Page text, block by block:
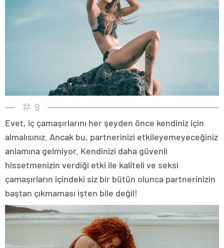
9
Evet, iç çamaşırlarını her şeyden önce kendiniz için
almalısınız. Ancak bu, partnerinizi etkileyemeyeceğiniz
anlamına gelmiyor. Kendinizi daha güvenli
hissetmenizin verdiği etki ile kaliteli ve seksi
çamaşırların içindeki siz bir bütün olunca partnerinizin
baştan çıkmaması işten bile değil!